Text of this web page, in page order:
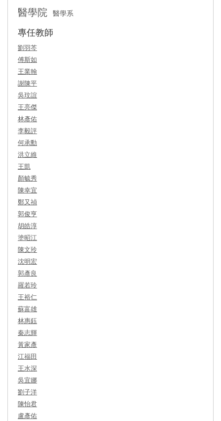
醫學院 醫學系
專任教師
劉羽芩
傅斯如
王業翰
謝陳平
吳玟誼
王亮傑
林彥佑
李毅評
何承勳
洪立維
王凱
顏毓秀
陳幸宜
鄭又禎
郭俊亨
胡皓淳
塗昭江
陳文玲
沈明宏
郭彥良
羅若玲
王裕仁
蘇富雄
林惠鈺
秦志輝
黃家彥
江福田
王水深
吳宜娜
劉子洋
陳怡君
盧彥佑